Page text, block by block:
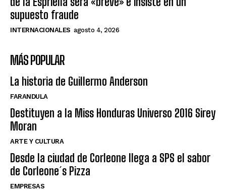
supuesto fraude
INTERNACIONALES agosto 4, 2026
MÁS POPULAR
La historia de Guillermo Anderson
FARANDULA
Destituyen a la Miss Honduras Universo 2016 Sirey
Moran
ARTE Y CULTURA
Desde la ciudad de Corleone llega a SPS el sabor
de Corleone´s Pizza
EMPRESAS